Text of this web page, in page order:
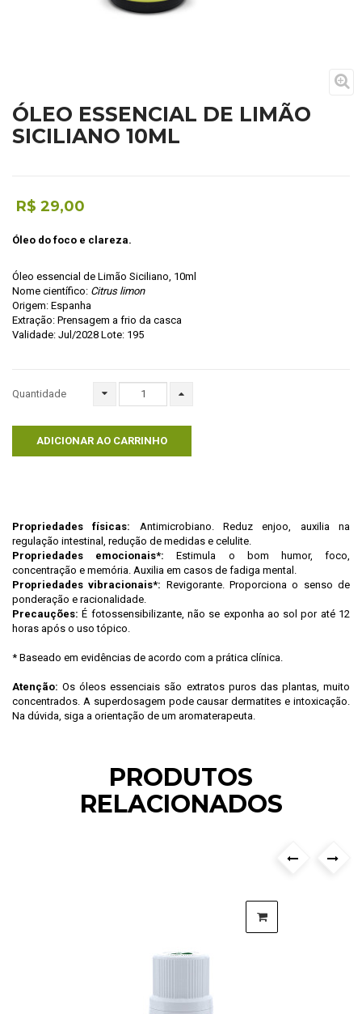
ÓLEO ESSENCIAL DE LIMÃO
SICILIANO 10ML
R$ 29,00
Óleo do foco e clareza.
Óleo essencial de Limão Siciliano, 10ml
Nome científico: Citrus limon
Origem: Espanha
Extração: Prensagem a frio da casca
Validade: Jul/2028 Lote: 195
Quantidade
ADICIONAR AO CARRINHO
Propriedades físicas: Antimicrobiano. Reduz enjoo, auxilia na
regulação intestinal, redução de medidas e celulite.
Propriedades emocionais*:Estimula o bom humor, foco,
concentração e memória. Auxilia em casos de fadiga mental.
Propriedades vibracionais*: Revigorante. Proporciona o senso de
ponderação e racionalidade.
Precauções:É fotossensibilizante, não se exponha ao sol por até 12
horas após o uso tópico.
* Baseado em evidências de acordo com a prática clínica.
Atenção: Os óleos essenciais são extratos puros das plantas, muito
concentrados. A superdosagem pode causar dermatites e intoxicação.
Na dúvida, siga a orientação de um aromaterapeuta.
PRODUTOS
RELACIONADOS
‹
›